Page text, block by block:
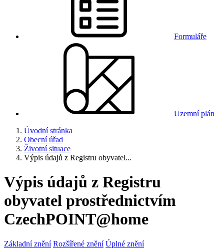
Formuláře
Uzemní plán
Úvodní stránka
Obecní úřad
Životní situace
Výpis údajů z Registru obyvatel...
Výpis údajů z Registru
obyvatel prostřednictvím
CzechPOINT@home
Základní znění Rozšířené znění Úplné znění